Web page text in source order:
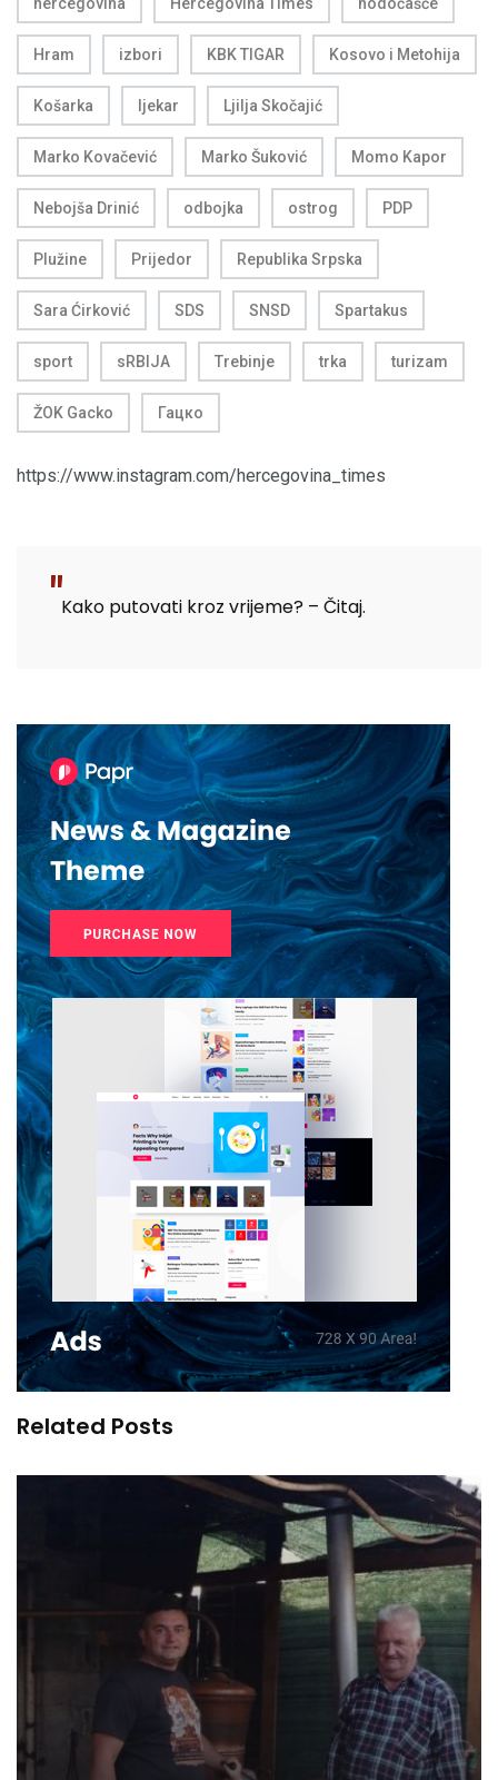
Hram izbori KBK TIGAR Kosovo i Metohija
Košarka ljekar Ljilja Skočajić
Marko Kovačević Marko Šuković Momo Kapor
Nebojša Drinić odbojka ostrog PDP
Plužine Prijedor Republika Srpska
Sara Ćirković SDS SNSD Spartakus
sport sRBIJA Trebinje trka turizam
ŽOK Gacko Гацко
https://www.instagram.com/hercegovina_times
Kako putovati kroz vrijeme? – Čitaj.
Related Posts